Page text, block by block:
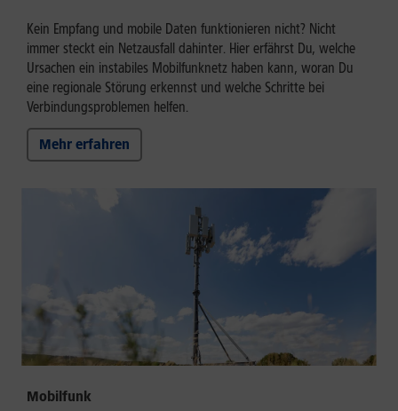
Kein Empfang und mobile Daten funktionieren nicht? Nicht
immer steckt ein Netzausfall dahinter. Hier erfährst Du, welche
Ursachen ein instabiles Mobilfunknetz haben kann, woran Du
eine regionale Störung erkennst und welche Schritte bei
Verbindungsproblemen helfen.
Mehr erfahren
Mobilfunk